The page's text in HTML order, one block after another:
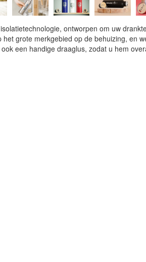
ontworpen om uw
grote merkgebied op de behuizing, en
een handige draaglus, zodat u hem